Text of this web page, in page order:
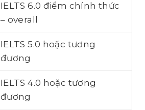
IELTS 6.0 điểm chính thức
– overall
IELTS 5.0 hoặc tương
đương
IELTS 4.0 hoặc tương
đương